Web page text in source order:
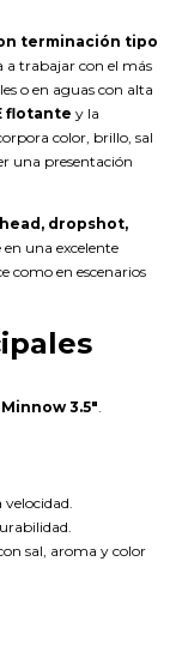
terminación tipo
a trabajar con el más
o en aguas con alta
flotante y la
color, brillo, sal
una presentación
dropshot,
en una excelente
como en escenarios
3.5"
sal, aroma y color